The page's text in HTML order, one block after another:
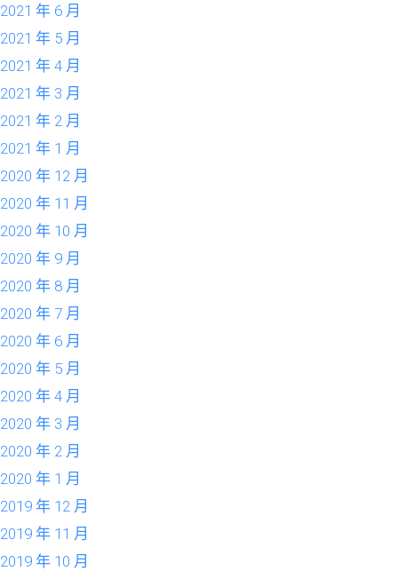
2021 年 6 月
2021 年 5 月
2021 年 4 月
2021 年 3 月
2021 年 2 月
2021 年 1 月
2020 年 12 月
2020 年 11 月
2020 年 10 月
2020 年 9 月
2020 年 8 月
2020 年 7 月
2020 年 6 月
2020 年 5 月
2020 年 4 月
2020 年 3 月
2020 年 2 月
2020 年 1 月
2019 年 12 月
2019 年 11 月
2019 年 10 月